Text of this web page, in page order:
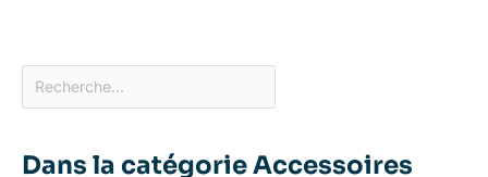
Dans la catégorie Accessoires